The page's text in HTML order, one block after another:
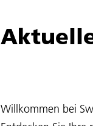
Willkommen bei